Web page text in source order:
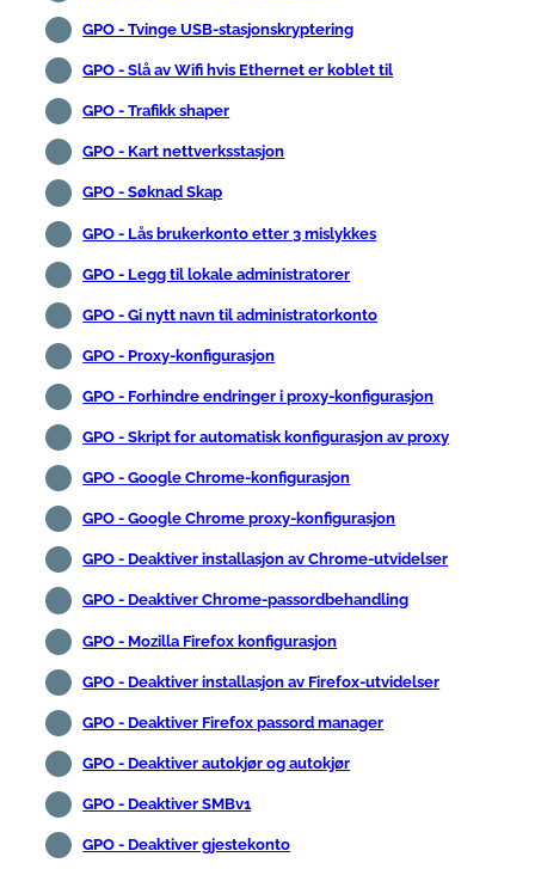
GPO - Tvinge USB-stasjonskryptering
GPO - Slå av Wifi hvis Ethernet er koblet til
GPO - Trafikk shaper
GPO - Kart nettverksstasjon
GPO - Søknad Skap
GPO - Lås brukerkonto etter 3 mislykkes
GPO - Legg til lokale administratorer
GPO - Gi nytt navn til administratorkonto
GPO - Proxy-konfigurasjon
GPO - Forhindre endringer i proxy-konfigurasjon
GPO - Skript for automatisk konfigurasjon av proxy
GPO - Google Chrome-konfigurasjon
GPO - Google Chrome proxy-konfigurasjon
GPO - Deaktiver installasjon av Chrome-utvidelser
GPO - Deaktiver Chrome-passordbehandling
GPO - Mozilla Firefox konfigurasjon
GPO - Deaktiver installasjon av Firefox-utvidelser
GPO - Deaktiver Firefox passord manager
GPO - Deaktiver autokjør og autokjør
GPO - Deaktiver SMBv1
GPO - Deaktiver gjestekonto